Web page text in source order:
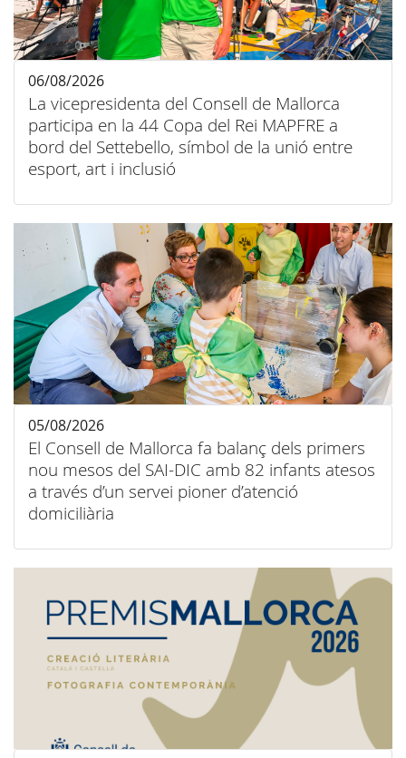
La vicepresidenta del Consell de Mallorca
participa en la 44 Copa del Rei MAPFRE a
bord del Settebello, símbol de la unió entre
esport, art i inclusió
06/08/2026
El Consell de Mallorca fa balanç dels primers
nou mesos del SAI-DIC amb 82 infants atesos
a través d’un servei pioner d’atenció
domiciliària
05/08/2026